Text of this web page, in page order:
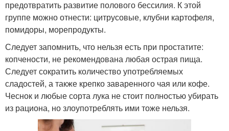
предотвратить развитие полового бессилия. К этой
группе можно отнести: цитрусовые, клубни картофеля,
помидоры, морепродукты.
Следует запомнить, что нельзя есть при простатите:
копчености, не рекомендована любая острая пища.
Следует сократить количество употребляемых
сладостей, а также крепко заваренного чая или кофе.
Чеснок и любые сорта лука не стоит полностью убирать
из рациона, но злоупотреблять ими тоже нельзя.